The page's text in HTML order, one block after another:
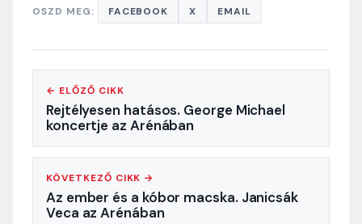
OSZD MEG: FACEBOOK X EMAIL
← ELŐZŐ CIKK
Rejtélyesen hatásos. George Michael
koncertje az Arénában
KÖVETKEZŐ CIKK →
Az ember és a kóbor macska. Janicsák
Veca az Arénában